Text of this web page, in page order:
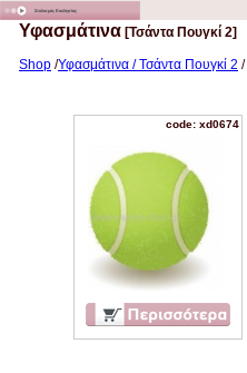
Στολισμός Εκκλησίας
Υφασμάτινα [Τσάντα Πουγκί 2]
Shop /Υφασμάτινα / Τσάντα Πουγκί 2 /
code: xd0674